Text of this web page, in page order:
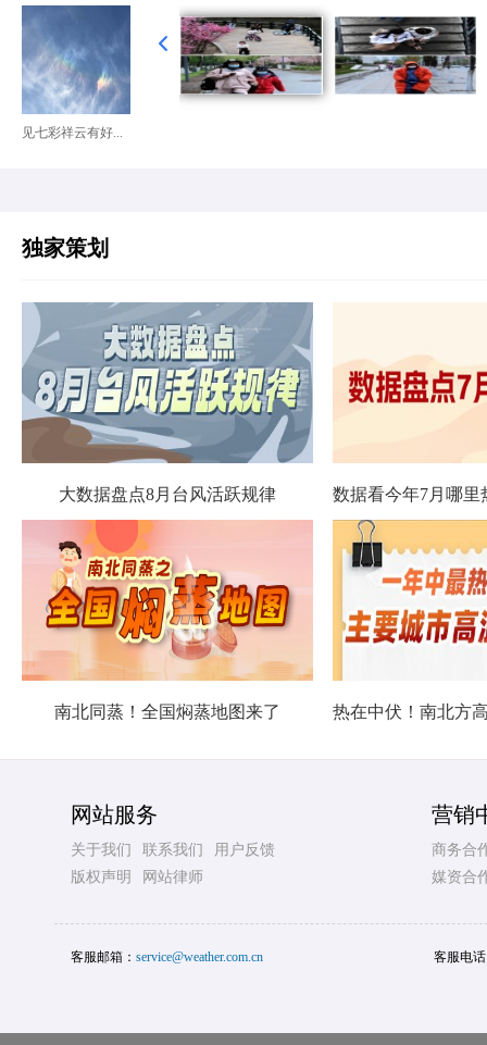
见七彩祥云有好...
独家策划
大数据盘点8月台风活跃规律
南北同蒸！全国焖蒸地图来了
网站服务
关于我们 联系我们
用户反馈
版权声明
网站律师
营销
商务合
媒资合
客服邮箱： service@weather.com.cn 客服电